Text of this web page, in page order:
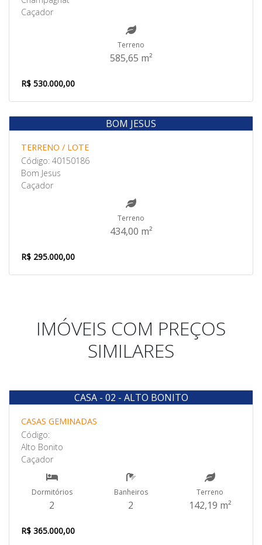
Caçador
Terreno
585,65 m²
R$ 530.000,00
Venda
BOM JESUS
TERRENO / LOTE
Código: 40150186
Bom Jesus
Caçador
Terreno
434,00 m²
R$ 295.000,00
IMÓVEIS COM PREÇOS
SIMILARES
Venda
CASA - 02 - ALTO BONITO
CASAS GEMINADAS
Código:
Alto Bonito
Caçador
Dormitórios
2
Banheiros
2
Terreno
142,19 m²
R$ 365.000,00